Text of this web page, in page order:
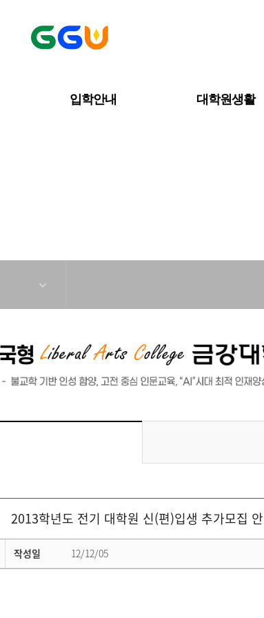
입학안내 대학원생활
2013학년도 전기 대학원 신(편)입생 추가모집
작성일 12/12/05